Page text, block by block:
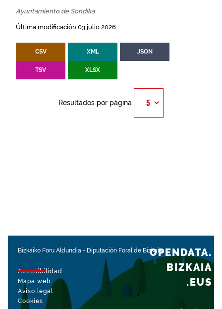
Ayuntamiento de Sondika
Última modificación 03 julio 2026
CSV XML JSON
TSV XLSX
Resultados por página
Bizkaiko Foru Aldundia - Diputación Foral de Bizkaia
Accesibilidad
Mapa web
Aviso legal
Cookies
OPENDATA.
BIZKAIA
.EUS